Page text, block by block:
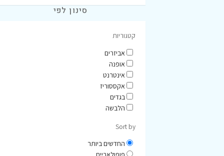
סינון לפי
קטגוריות
אביזרים
אופנה
אינטרנט
אקססוריז
בגדים
הלבשה
Sort by
החדשים ביותר